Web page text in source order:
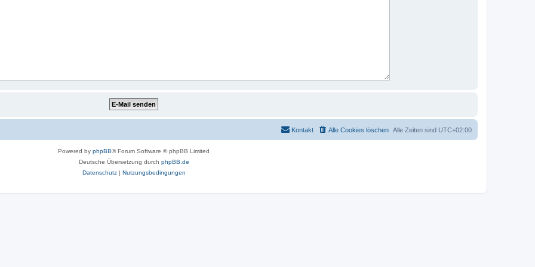
Alle Zeiten sind UTC+02:00
Alle Cookies löschen
Kontakt
Powered by phpBB® Forum Software © phpBB Limited
Deutsche Übersetzung durch phpBB.de
Datenschutz| Nutzungsbedingungen